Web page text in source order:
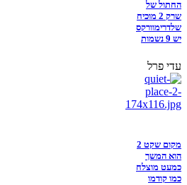
החתול של
שרק 2 מוכיח
שלדרימוורקס
יש 9 נשמות
עדי פרל
מקום שקט 2
הוא המשך
כמעט מוצלח
כמו קודמו